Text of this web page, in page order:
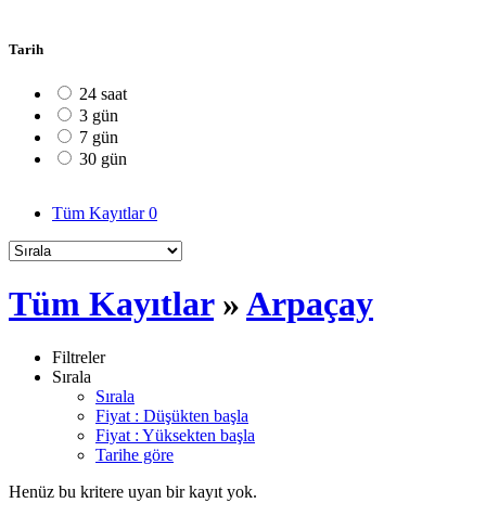
Tarih
24 saat
3 gün
7 gün
30 gün
Tüm Kayıtlar0
Tüm Kayıtlar»Arpaçay
Filtreler
Sırala
Sırala
Fiyat : Düşükten başla
Fiyat : Yüksekten başla
Tarihe göre
Henüz bu kritere uyan bir kayıt yok.